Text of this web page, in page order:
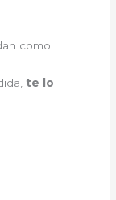
como
te lo